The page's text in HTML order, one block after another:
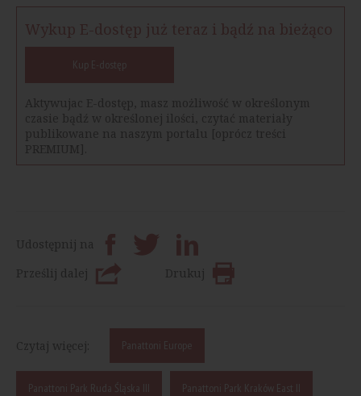
Wykup E-dostęp już teraz i bądź na bieżąco
Kup E-dostęp
Aktywujac E-dostęp, masz możliwość w określonym
czasie bądź w określonej ilości, czytać materiały
publikowane na naszym portalu [oprócz treści
PREMIUM].
Udostępnij na
Prześlij dalej
Drukuj
Czytaj więcej: Panattoni Europe
Panattoni Park Ruda Śląska III Panattoni Park Kraków East II